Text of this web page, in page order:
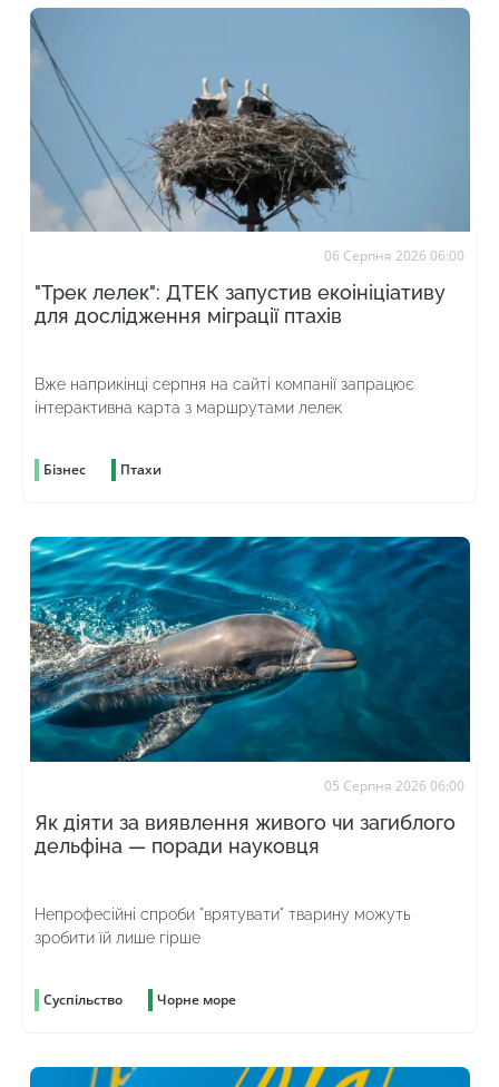
06 Серпня 2026 06:00
"Трек лелек": ДТЕК запустив екоініціативу
для дослідження міграції птахів
Вже наприкінці серпня на сайті компанії запрацює
інтерактивна карта з маршрутами лелек
Бізнес Птахи
05 Серпня 2026 06:00
Як діяти за виявлення живого чи загиблого
дельфіна — поради науковця
Непрофесійні спроби "врятувати" тварину можуть
зробити їй лише гірше
Суспільство Чорне море